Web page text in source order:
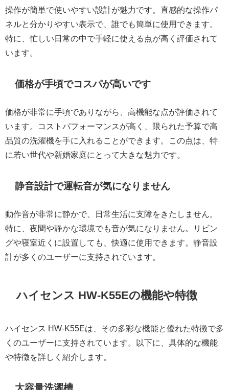
操作が簡単で使いやすい設計が魅力です。直感的な操作パ
ネルと分かりやすい表示で、誰でも簡単に使用できます。
特に、忙しい日常の中で手軽に使える点が高く評価されて
います。
価格が手頃でコスパが高いです
価格が非常に手頃でありながら、高機能な点が評価されて
います。コストパフォーマンスが高く、限られた予算で高
品質の洗濯機を手に入れることができます。この点は、特
に若い世代や新婚家庭にとって大きな魅力です。
静音設計で運転音が気になりません
動作音が非常に静かで、日常生活に支障をきたしません。
特に、夜間や静かな環境でも音が気になりません。リビン
グや寝室近くに設置しても、快適に使用できます。静音設
計が多くのユーザーに支持されています。
ハイセンス HW-K55Eの機能や特徴
ハイセンス HW-K55Eは、その多彩な機能と優れた特徴で多
くのユーザーに支持されています。以下に、具体的な機能
や特徴を詳しく紹介します。
大容量洗濯槽